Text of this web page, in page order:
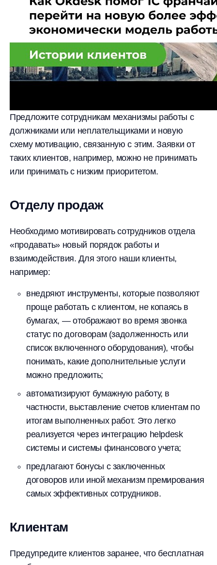
Предложите сотрудникам механизмы работы с
должниками или неплательщиками и новую
схему мотивацию, связанную с этим. Заявки от
таких клиентов, например, можно не принимать
или принимать с низким приоритетом.
Отделу продаж
Необходимо мотивировать сотрудников отдела
«продавать» новый порядок работы и
взаимодействия. Для этого наши клиенты,
например:
внедряют инструменты, которые позволяют
проще работать с клиентом, не копаясь в
бумагах, — отображают во время звонка
статус по договорам (задолженность или
список включенного оборудования), чтобы
понимать, какие дополнительные услуги
можно предложить;
автоматизируют бумажную работу, в
частности, выставление счетов клиентам по
итогам выполненных работ. Это легко
реализуется через интеграцию helpdesk
системы и системы финансового учета;
предлагают бонусы с заключенных
договоров или иной механизм премирования
самых эффективных сотрудников.
Клиентам
Предупредите клиентов заранее, что бесплатная